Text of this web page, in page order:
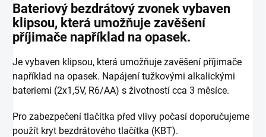
Bateriový bezdrátový zvonek vybaven
klipsou, která umožňuje zavěšení
příjimače například na opasek.
Je vybaven klipsou, která umožňuje zavěšení příjimače
například na opasek. Napájení tužkovými alkalickými
bateriemi (2x1,5V, R6/AA) s životností cca 3 měsíce.
Pro zabezpečení tlačítka před vlivy počasí doporučujeme
použít kryt bezdrátového tlačítka (KBT).